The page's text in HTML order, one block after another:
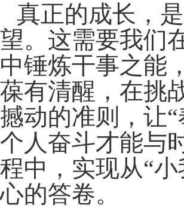
真正的成长，
望。这需要我们
中锤炼干事之能
葆有清醒，在挑
撼动的准则，让
个人奋斗才能与
程中，实现从“
心的答卷。